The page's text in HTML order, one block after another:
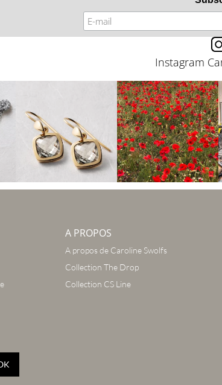
Instagram
A PROPOS
A propos de Caroline Swolfs
Collection The Drop
Collection CS Line